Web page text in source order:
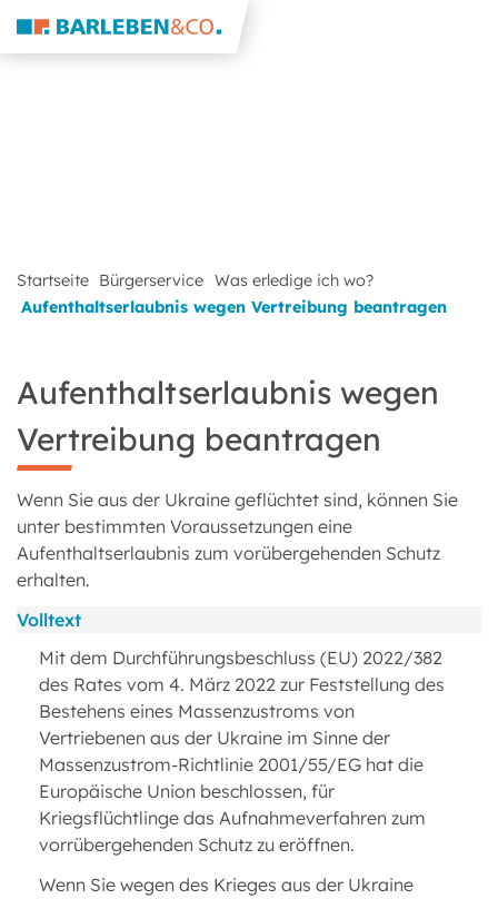
Startseite Bürgerservice Was erledige ich wo?
Aufenthaltserlaubnis wegen Vertreibung beantragen
Aufenthaltserlaubnis wegen
Vertreibung beantragen
Wenn Sie aus der Ukraine geflüchtet sind, können Sie
unter bestimmten Voraussetzungen eine
Aufenthaltserlaubnis zum vorübergehenden Schutz
erhalten.
Volltext
Mit dem Durchführungsbeschluss (EU) 2022/382
des Rates vom 4. März 2022 zur Feststellung des
Bestehens eines Massenzustroms von
Vertriebenen aus der Ukraine im Sinne der
Massenzustrom-Richtlinie 2001/55/EG hat die
Europäische Union beschlossen, für
Kriegsflüchtlinge das Aufnahmeverfahren zum
vorrübergehenden Schutz zu eröffnen.
Wenn Sie wegen des Krieges aus der Ukraine